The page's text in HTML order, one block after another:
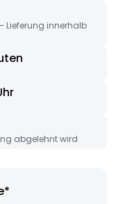
Lieferung innerhalb
abgelehnt wird